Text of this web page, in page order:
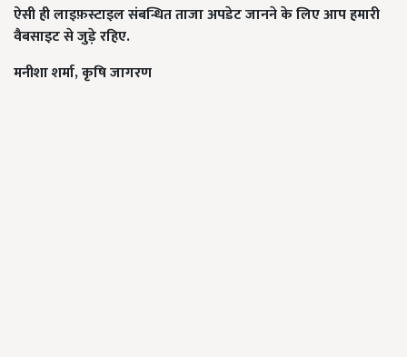
ऐसी ही लाइफ़स्टाइल संबन्धित ताजा अपडेट जानने के लिए आप हमारी
वैबसाइट से जुड़े रहिए.
मनीशा शर्मा,कृषि जागरण